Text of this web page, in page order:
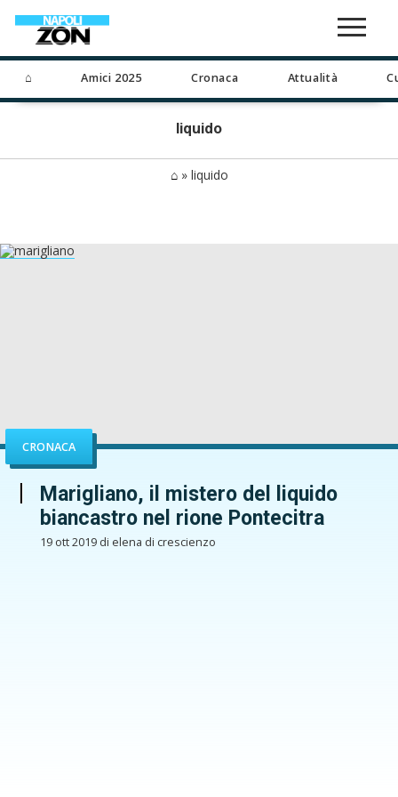
⌂ Amici 2025 Cronaca Attualità
liquido
⌂» liquido
CRONACA
Marigliano, il mistero del liquido
biancastro nel rione Pontecitra
19 ott 2019 di elena di crescienzo